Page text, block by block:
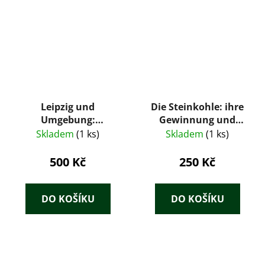
Leipzig und
Umgebung:
praktischer Führer
Skladem (1 ks)
500 Kč
DO KOŠÍKU
Die Steinkohle: ihre
Gewinnung und
Verwertung; unter
Berücksichtigung der
ökonomischen
Bedeutung der
Skladem (1 ks)
250 Kč
DO KOŠÍKU